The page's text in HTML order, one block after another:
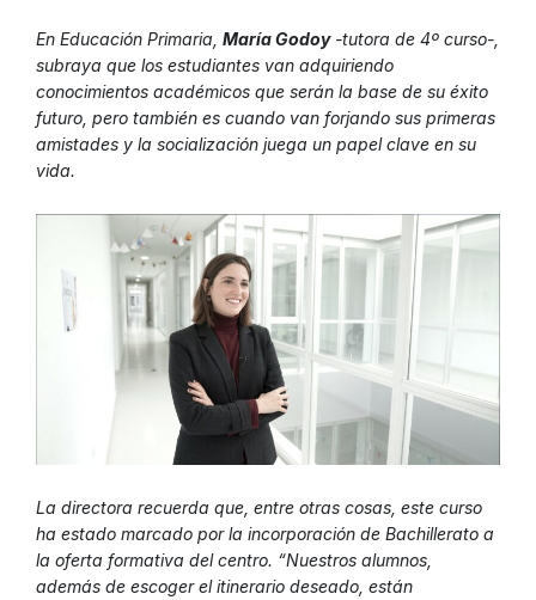
En Educación Primaria, María Godoy-tutora de 4º curso-,
subraya que los estudiantes van adquiriendo
conocimientos académicos que serán la base de su éxito
futuro, pero también es cuando van forjando sus primeras
amistades y la socialización juega un papel clave en su
vida.
La directora recuerda que, entre otras cosas, este curso
ha estado marcado por la incorporación de Bachillerato a
la oferta formativa del centro. “Nuestros alumnos,
además de escoger el itinerario deseado, están